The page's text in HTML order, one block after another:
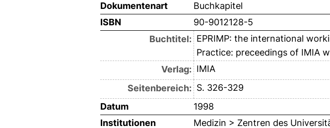
Dokumentenart
Buchkapitel
ISBN
90-9012128-5
Buchtitel: EPRIMP: the international
Practice: preceedings of IMIA
Verlag: IMIA
Seitenbereich: S. 326-329
Datum
1998
Institutionen
Medizin > Zentren des